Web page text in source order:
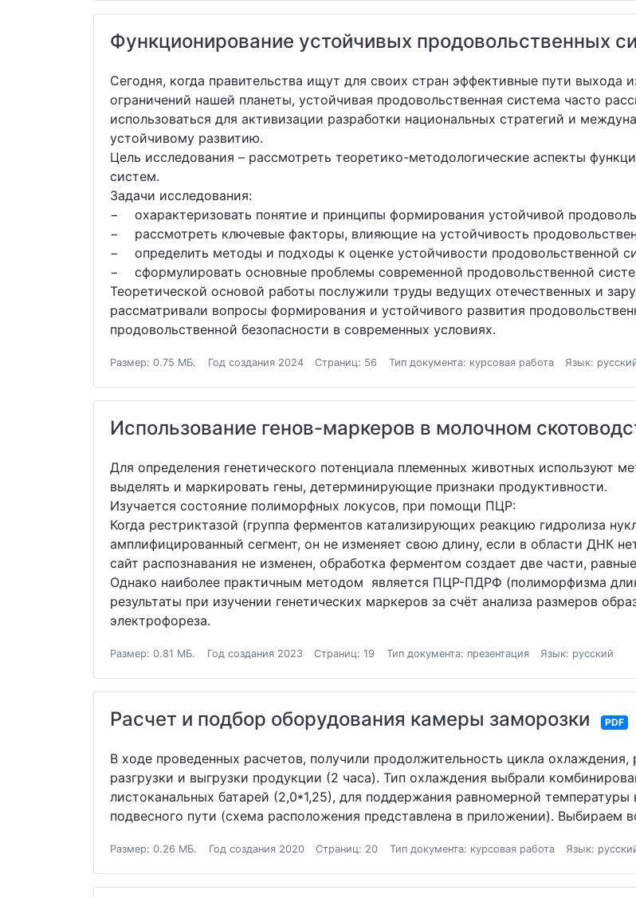
Функционирование устойчивых продовольственных
Сегодня, когда правительства ищут для своих стран эффективные пути выхода
ограничений нашей планеты, устойчивая продовольственная система часто
использоваться для активизации разработки национальных стратегий и
устойчивому развитию.
Цель исследования – рассмотреть теоретико-методологические аспекты
систем.
Задачи исследования:
− охарактеризовать понятие и принципы формирования устойчивой
− рассмотреть ключевые факторы, влияющие на устойчивость
− определить методы и подходы к оценке устойчивости продовольственной
− сформулировать основные проблемы современной продовольственной
Теоретической основой работы послужили труды ведущих отечественных и
рассматривали вопросы формирования и устойчивого развития
продовольственной безопасности в современных условиях.
Размер: 0.75 МБ. Год создания 2024 Страниц: 56 Тип документа: курсовая работа Язык:
Использование генов-маркеров в молочном
Для определения генетического потенциала племенных животных используют
выделять и маркировать гены, детерминирующие признаки продуктивности.
Изучается состояние полиморфных локусов, при помощи ПЦР:
Когда рестриктазой (группа ферментов катализирующих реакцию гидролиза
амплифицированный сегмент, он не изменяет свою длину, если в области ДНК
сайт распознавания не изменен, обработка ферментом создает две части,
Однако наиболее практичным методом является ПЦР-ПДРФ (полиморфизма
результаты при изучении генетических маркеров за счёт анализа размеров
электрофореза.
Размер: 0.81 МБ. Год создания 2023 Страниц: 19 Тип документа: презентация Язык: русский
Расчет и подбор оборудования камеры заморозки PDF
В ходе проведенных расчетов, получили продолжительность цикла
разгрузки и выгрузки продукции (2 часа). Тип охлаждения выбрали
листоканальных батарей (2,0*1,25), для поддержания равномерной
подвесного пути (схема расположения представлена в приложении). Выбираем
Размер: 0.26 МБ. Год создания 2020 Страниц: 20 Тип документа: курсовая работа Язык: